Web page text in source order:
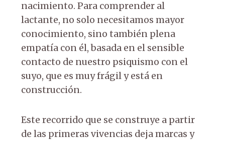
nacimiento. Para comprender al
lactante, no solo necesitamos mayor
conocimiento, sino también plena
empatía con él, basada en el sensible
contacto de nuestro psiquismo con el
suyo, que es muy frágil y está en
construcción.
Este recorrido que se construye a partir
de las primeras vivencias deja marcas y